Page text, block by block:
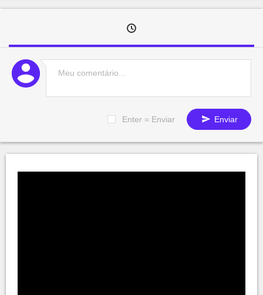
Enter = Enviar Enviar